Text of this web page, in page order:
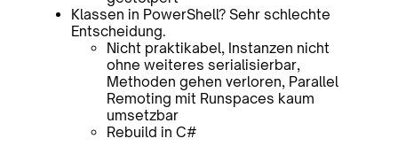
Klassen in PowerShell? Sehr schlechte
Entscheidung.
Nicht praktikabel, Instanzen nicht
ohne weiteres serialisierbar,
Methoden gehen verloren, Parallel
Remoting mit Runspaces kaum
umsetzbar
Rebuild in C#